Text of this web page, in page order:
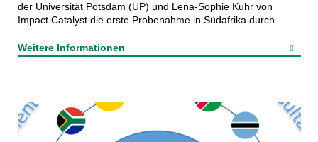
der Universität Potsdam (UP) und Lena-Sophie Kuhr von
Impact Catalyst die erste Probenahme in Südafrika durch.
Weitere Informationen